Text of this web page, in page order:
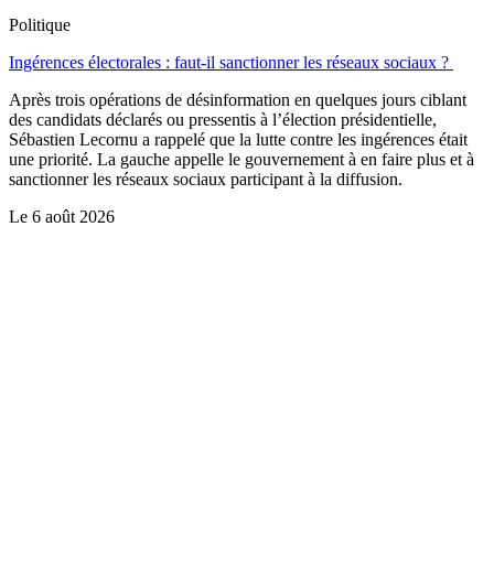
Politique
Ingérences électorales : faut-il sanctionner les réseaux sociaux ?
Après trois opérations de désinformation en quelques jours ciblant
des candidats déclarés ou pressentis à l’élection présidentielle,
Sébastien Lecornu a rappelé que la lutte contre les ingérences était
une priorité. La gauche appelle le gouvernement à en faire plus et à
sanctionner les réseaux sociaux participant à la diffusion.
Le 6 août 2026